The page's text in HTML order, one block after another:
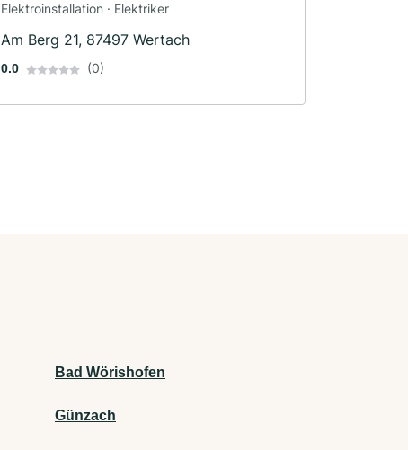
Elektroinstallation · Elektriker
Am Berg 21, 87497 Wertach
0.0 (0)
Bad Wörishofen
Günzach